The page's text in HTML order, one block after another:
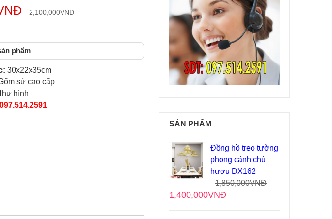
2,100,000VNĐ
phẩm
30x22x35cm
sứ cao cấp
hình
097.514.2591
SẢN PHẨM
Đồng hồ treo tường
phong cảnh chú
hươu DX162
1,850,000VNĐ
1,400,000VNĐ